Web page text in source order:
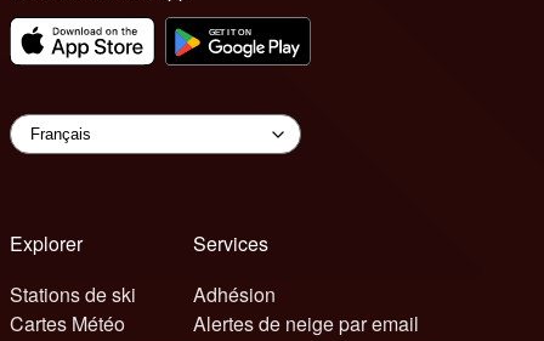
Explorer
Stations de ski
Cartes Météo
Services
Adhésion
Alertes de neige par email